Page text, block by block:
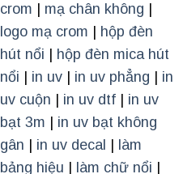
crom
mạ chân không
logo mạ crom
hộp đèn
hút nổi
hộp đèn mica hút
nổi
in uv| in uv phẳng
in
uv cuộn
in uv dtf| in uv
bạt 3m
in uv bạt không
gân
in uv decal
làm
bảng hiệu
làm chữ nổi